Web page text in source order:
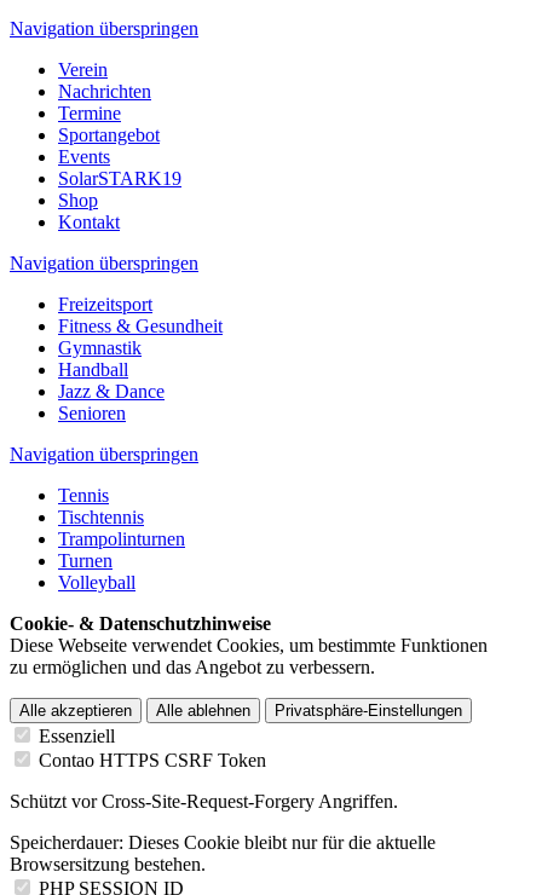
Navigation überspringen
Verein
Nachrichten
Termine
Sportangebot
Events
SolarSTARK19
Shop
Kontakt
Navigation überspringen
Freizeitsport
Fitness & Gesundheit
Gymnastik
Handball
Jazz & Dance
Senioren
Navigation überspringen
Tennis
Tischtennis
Trampolinturnen
Turnen
Volleyball
Cookie- & Datenschutzhinweise
Diese Webseite verwendet Cookies, um bestimmte Funktionen
zu ermöglichen und das Angebot zu verbessern.
Alle akzeptieren Alle ablehnen Privatsphäre-Einstellungen
Essenziell
Contao HTTPS CSRF Token
Schützt vor Cross-Site-Request-Forgery Angriffen.
Speicherdauer: Dieses Cookie bleibt nur für die aktuelle
Browsersitzung bestehen.
PHP SESSION ID